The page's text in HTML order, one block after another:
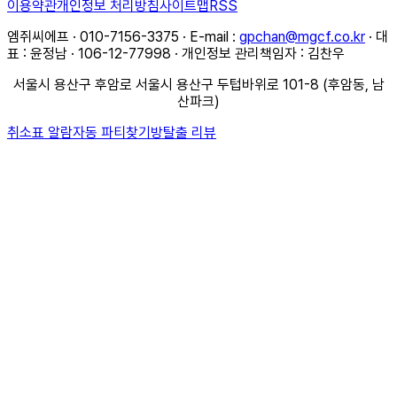
이용약관개인정보 처리방침사이트맵 RSS
엠쥐씨에프 · 010-7156-3375 · E-mail : gpchan@mgcf.co.kr · 대
표 : 윤정남 · 106-12-77998 · 개인정보 관리책임자 : 김찬우
서울시 용산구 후암로 서울시 용산구 두텁바위로 101-8 (후암동, 남
산파크)
취소표 알람자동 파티찾기 방탈출 리뷰